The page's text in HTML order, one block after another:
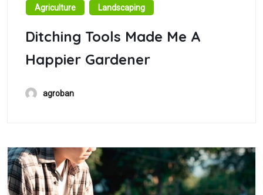
Agriculture Landscaping
Ditching Tools Made Me A
Happier Gardener
agroban